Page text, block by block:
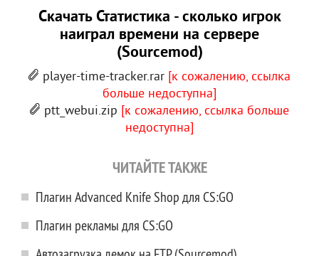
Скачать Статистика - сколько игрок
наиграл времени на сервере
(Sourcemod)
player-time-tracker.rar [к сожалению, ссылка
больше недоступна]
ptt_webui.zip [к сожалению, ссылка больше
недоступна]
ЧИТАЙТЕ ТАКЖЕ
Плагин Advanced Knife Shop для CS:GO
Плагин рекламы для CS:GO